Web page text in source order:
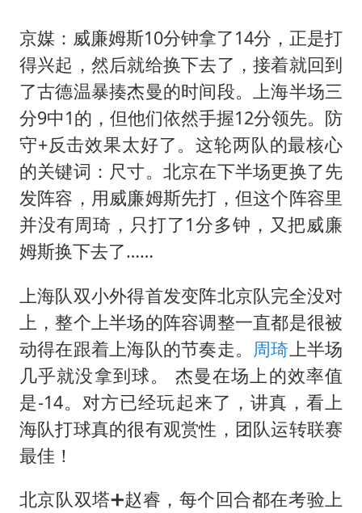
京媒：威廉姆斯10分钟拿了14分，正是打
得兴起，然后就给换下去了，接着就回到
了古德温暴揍杰曼的时间段。上海半场三
分9中1的，但他们依然手握12分领先。防
守+反击效果太好了。这轮两队的最核心
的关键词：尺寸。北京在下半场更换了先
发阵容，用威廉姆斯先打，但这个阵容里
并没有周琦，只打了1分多钟，又把威廉
姆斯换下去了……
上海队双小外得首发变阵北京队完全没对
上，整个上半场的阵容调整一直都是很被
动得在跟着上海队的节奏走。 周琦 上半场
几乎就没拿到球。 杰曼在场上的效率值
是-14。对方已经玩起来了，讲真，看上
海队打球真的很有观赏性，团队运转联赛
最佳！
北京队双塔➕赵睿，每个回合都在考验上